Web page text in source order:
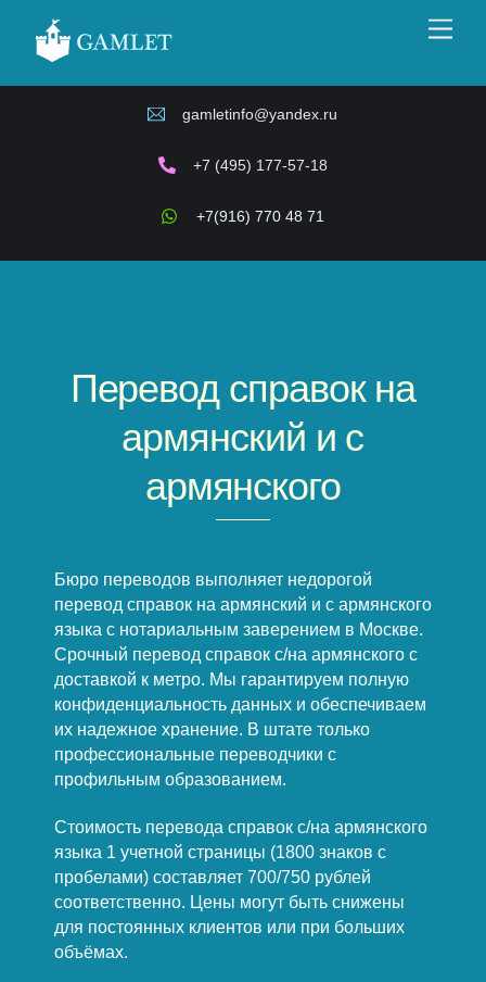
content
gamletinfo@yandex.ru
+7 (495) 177-57-18
+7(916) 770 48 71
Перевод справок на
армянский и с
армянского
Бюро переводов выполняет недорогой
перевод справок на армянский и с армянского
языка с нотариальным заверением в Москве.
Срочный перевод справок с/на армянского с
доставкой к метро. Мы гарантируем полную
конфиденциальность данных и обеспечиваем
их надежное хранение. В штате только
профессиональные переводчики с
профильным образованием.
Стоимость перевода справок с/на армянского
языка 1 учетной страницы (1800 знаков с
пробелами) составляет 700/750 рублей
соответственно. Цены могут быть снижены
для постоянных клиентов или при больших
объёмах.